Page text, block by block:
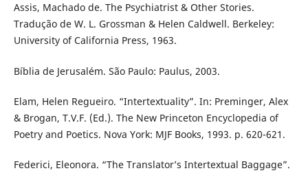
Assis, Machado de. The Psychiatrist & Other Stories.
Tradução de W. L. Grossman & Helen Caldwell. Berkeley:
University of California Press, 1963.
Bíblia de Jerusalém. São Paulo: Paulus, 2003.
Elam, Helen Regueiro. “Intertextuality”. In: Preminger, Alex
& Brogan, T.V.F. (Ed.). The New Princeton Encyclopedia of
Poetry and Poetics. Nova York: MJF Books, 1993. p. 620-621.
Federici, Eleonora. “The Translator’s Intertextual Baggage”.